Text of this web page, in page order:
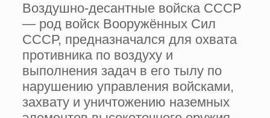
Воздушно-десантные войска СССР
— род войск Вооружённых Сил
СССР, предназначался для охвата
противника по воздуху и
выполнения задач в его тылу по
нарушению управления войсками,
захвату и уничтожению наземных